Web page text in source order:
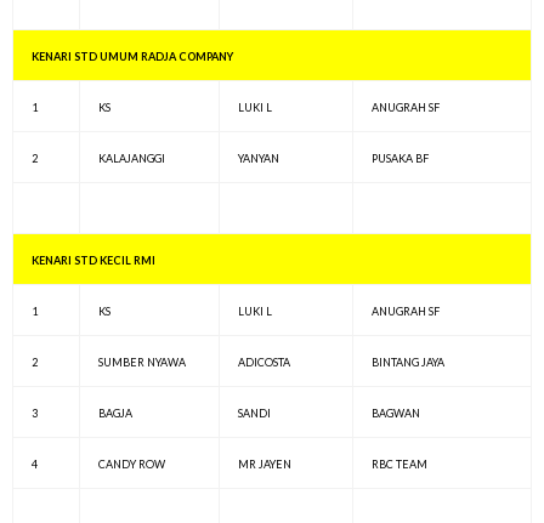
KENARI STD UMUM RADJA COMPANY
1 KS LUKI L ANUGRAH SF
2 KALAJANGGI YANYAN PUSAKA BF
KENARI STD KECIL RMI
1 KS LUKI L ANUGRAH SF
2 SUMBER NYAWA ADICOSTA BINTANG JAYA
3 BAGJA SANDI BAGWAN
4 CANDY ROW MR JAYEN RBC TEAM